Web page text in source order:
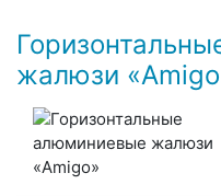
жалюзи